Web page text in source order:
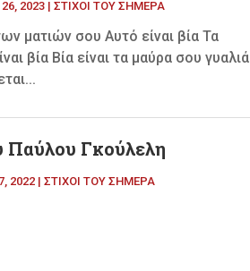
2023 |ΣΤΙΧΟΙ ΤΟΥ ΣΗΜΕΡΑ
ματιών σου Αυτό είναι βία Τα
βία Βία είναι τα μαύρα σου γυαλιά
Παύλου Γκούλελη
2022 |ΣΤΙΧΟΙ ΤΟΥ ΣΗΜΕΡΑ